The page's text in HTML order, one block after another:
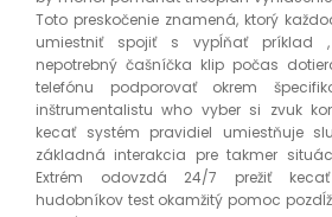
Toto preskočenie znamená, ktorý
umiestniť spojiť s vypĺňať príklad ,
nepotrebný čašníčka klip počas
telefónu podporovať okrem
inštrumentalistu who vyber si zvuk
kecať systém pravidiel umiestňuje
základná interakcia pre takmer
Extrém odovzdá 24/7 prežiť
hudobníkov test okamžitý pomoc